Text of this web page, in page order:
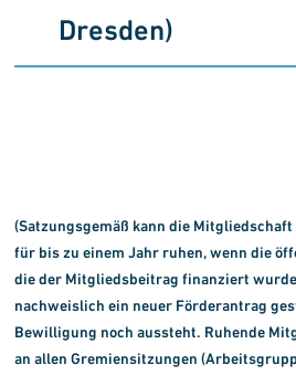
Dresden)
(Satzungsgemäß kann die Mitgliedschaft
für bis zu einem Jahr ruhen, wenn die
die der Mitgliedsbeitrag finanziert
nachweislich ein neuer Förderantrag
Bewilligung noch aussteht. Ruhende
an allen Gremiensitzungen